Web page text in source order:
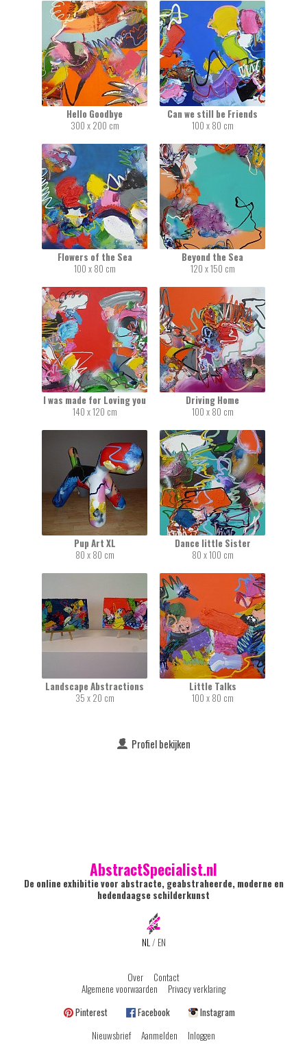
Hello Goodbye
300 x 200 cm
Can we still be Friends
100 x 80 cm
Flowers of the Sea
100 x 80 cm
Beyond the Sea
120 x 150 cm
I was made for Loving you
140 x 120 cm
Driving Home
100 x 80 cm
Pup Art XL
80 x 80 cm
Dance little Sister
80 x 100 cm
Landscape Abstractions
35 x 20 cm
Little Talks
100 x 80 cm
Profiel bekijken
AbstractSpecialist.nl
De online exhibitie voor abstracte, geabstraheerde, moderne en
hedendaagse schilderkunst
NL/ EN
Over
Contact
Algemene voorwaarden
Privacy verklaring
Pinterest
Facebook
Instagram
Nieuwsbrief
Aanmelden Inloggen